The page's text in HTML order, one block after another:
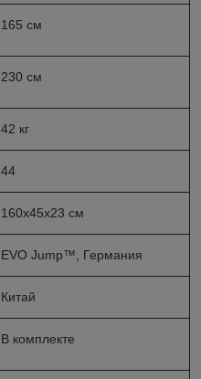
165 см
230 см
42 кг
44
160х45х23 см
EVO Jump™, Германия
Китай
В комплекте